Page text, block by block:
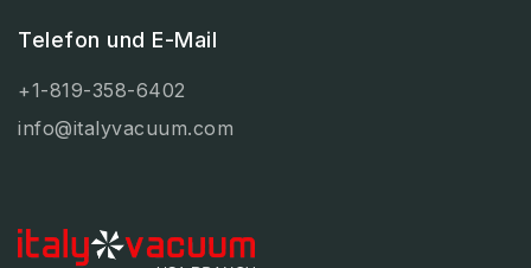
Telefon und E-Mail
+1-819-358-6402
info@italyvacuum.com